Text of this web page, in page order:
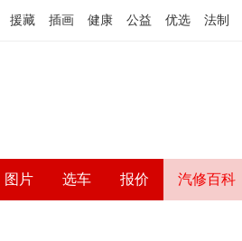
援藏 插画 健康 公益 优选 法制
图片 选车 报价 汽修百科